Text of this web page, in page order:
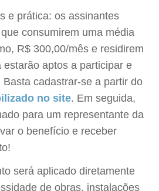
e prática: os assinantes
que consumirem uma média
R$ 300,00/mês e residirem
estarão aptos a participar e
cadastrar-se a partir do
no site. Em seguida,
para um representante da
o benefício e receber
será aplicado diretamente
de obras, instalações